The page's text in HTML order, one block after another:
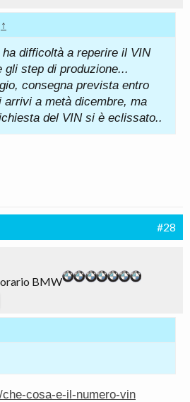
↑
difficoltà a reperire il VIN
step di produzione...
consegna prevista entro
arrivi a metà dicembre, ma
del VIN si è eclissato..
#28
BMW
cosa-e-il-numero-vin